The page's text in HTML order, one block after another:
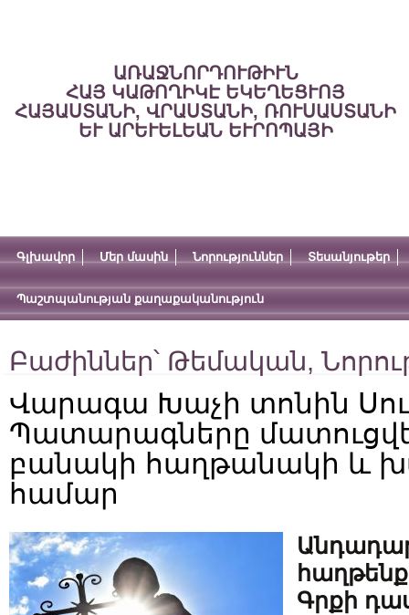
ԱՌԱՋՆՈՐԴՈՒԹԻՒՆ
ՀԱՅ ԿԱԹՈՂԻԿԷ ԵԿԵՂԵՑՒՈՅ
ՀԱՅԱՍՏԱՆԻ, ՎՐԱՍՏԱՆԻ, ՌՈՒՍԱՍՏԱՆԻ
ԵՒ ԱՐԵՒԵԼԵԱՆ ԵՒՐՈՊԱՅԻ
Գլխավոր Մեր մասին Նորություններ Տեսանյութեր
Պաշտպանության քաղաքականություն
Բաժիններ՝ Թեմական,
Վարագա Խաչի տոնին
Պատարագները
բանակի հաղթանակի և
համար
Գրքի